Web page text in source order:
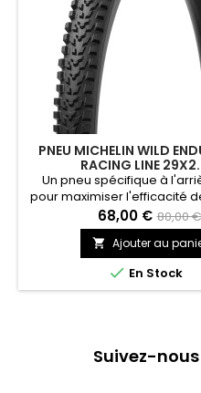
PNEU MICHELIN WILD
RACING LINE
Un pneu spécifique à
pour maximiser l'efficacité
sur les terrains mixtes et
maximale pour gagner
même à basse
melange de gommes
Protection optimale
crevaisons et les
68,00 € 80,00 €
 Ajouter au
 En Stock
Suivez-